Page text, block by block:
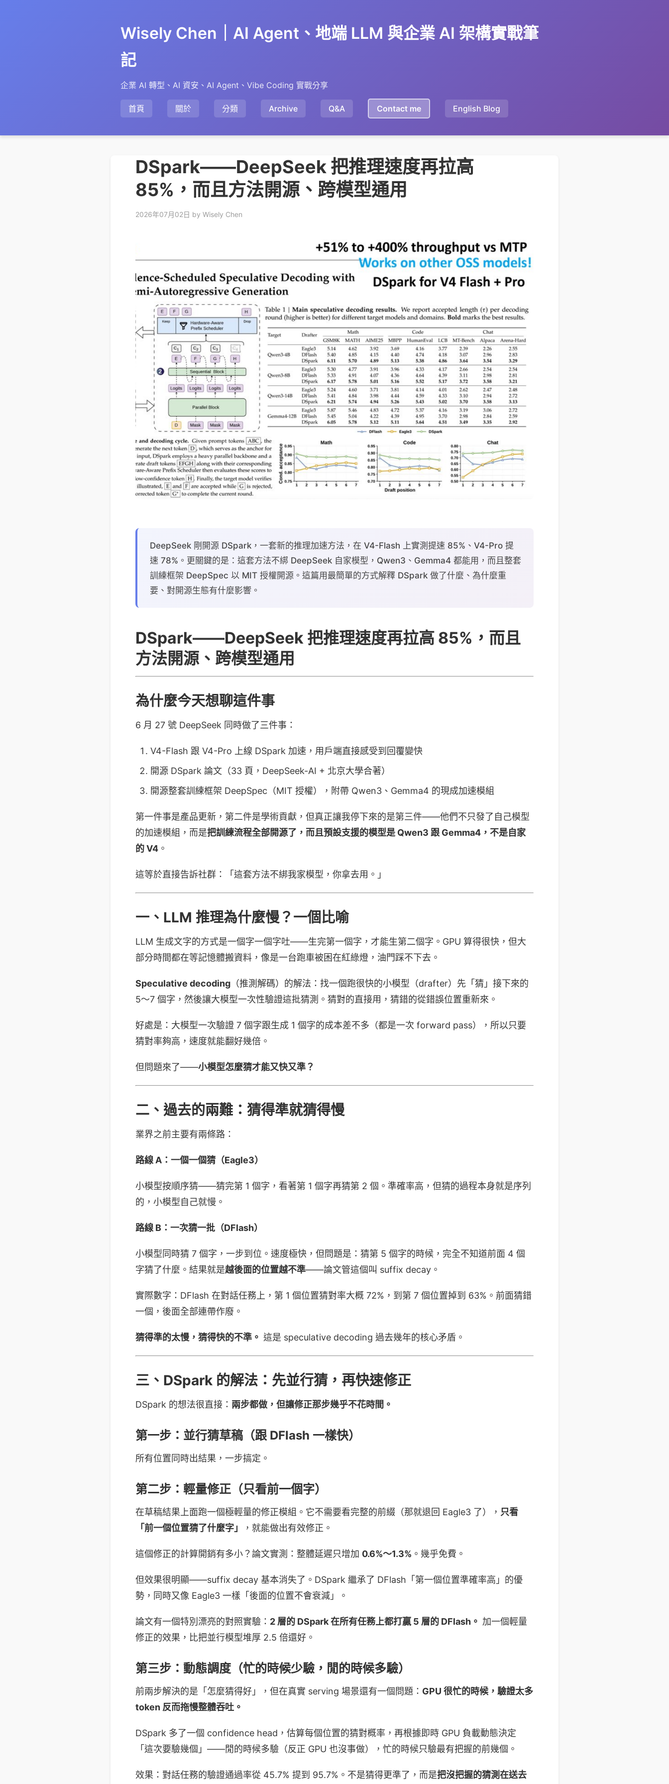
Wisely Chen｜AI Agent、地端 LLM 與企業 AI 架構實戰筆
記
企業 AI 轉型、AI 資安、AI Agent、Vibe Coding 實戰分享
首頁 關於 分類 Archive Q&A Contact me English Blog
DSpark——DeepSeek 把推理速度再拉高
85%，而且方法開源、跨模型通用
2026年07月02日 by Wisely Chen
DeepSeek 剛開源 DSpark，一套新的推理加速方法，在 V4-Flash 上實測提速 85%、V4-Pro 提
速 78%。更關鍵的是：這套方法不綁 DeepSeek 自家模型，Qwen3、Gemma4 都能用，而且整套
訓練框架 DeepSpec 以 MIT 授權開源。這篇用最簡單的方式解釋 DSpark 做了什麼、為什麼重
要、對開源生態有什麼影響。
DSpark——DeepSeek 把推理速度再拉高 85%，而且
方法開源、跨模型通用
為什麼今天想聊這件事
6 月 27 號 DeepSeek 同時做了三件事：
V4-Flash 跟 V4-Pro 上線 DSpark 加速，用戶端直接感受到回覆變快
開源 DSpark 論文（33 頁，DeepSeek-AI + 北京大學合著）
開源整套訓練框架 DeepSpec（MIT 授權），附帶 Qwen3、Gemma4 的現成加速模組
第一件事是產品更新，第二件是學術貢獻，但真正讓我停下來的是第三件——他們不只發了自己模型
的加速模組，而是把訓練流程全部開源了，而且預設支援的模型是 Qwen3 跟 Gemma4，不是自家
的 V4 。
這等於直接告訴社群：「這套方法不綁我家模型，你拿去用。」
一、LLM 推理為什麼慢？一個比喻
LLM 生成文字的方式是一個字一個字吐——生完第一個字，才能生第二個字。GPU 算得很快，但大
部分時間都在等記憶體搬資料，像是一台跑車被困在紅綠燈，油門踩不下去。
Speculative decoding （推測解碼）的解法：找一個跑很快的小模型（drafter）先「猜」接下來的
5～7 個字，然後讓大模型一次性驗證這批猜測。猜對的直接用，猜錯的從錯誤位置重新來。
好處是：大模型一次驗證 7 個字跟生成 1 個字的成本差不多（都是一次 forward pass），所以只要
猜對率夠高，速度就能翻好幾倍。
但問題來了——小模型怎麼猜才能又快又準？
二、過去的兩難：猜得準就猜得慢
業界之前主要有兩條路：
路線 A：一個一個猜（Eagle3）
小模型按順序猜——猜完第 1 個字，看著第 1 個字再猜第 2 個。準確率高，但猜的過程本身就是序列
的，小模型自己就慢。
路線 B：一次猜一批（DFlash）
小模型同時猜 7 個字，一步到位。速度極快，但問題是：猜第 5 個字的時候，完全不知道前面 4 個
字猜了什麼。結果就是越後面的位置越不準——論文管這個叫 suffix decay。
實際數字：DFlash 在對話任務上，第 1 個位置猜對率大概 72%，到第 7 個位置掉到 63%。前面猜錯
一個，後面全部連帶作廢。
猜得準的太慢，猜得快的不準。 這是 speculative decoding 過去幾年的核心矛盾。
三、DSpark 的解法：先並行猜，再快速修正
DSpark 的想法很直接： 兩步都做，但讓修正那步幾乎不花時間。
第一步：並行猜草稿（跟 DFlash 一樣快）
所有位置同時出結果，一步搞定。
第二步：輕量修正（只看前一個字）
在草稿結果上面跑一個極輕量的修正模組。它不需要看完整的前綴（那就退回 Eagle3 了）， 只看
「前一個位置猜了什麼字」
，就能做出有效修正。
這個修正的計算開銷有多小？論文實測：整體延遲只增加 0.6%～1.3% 。幾乎免費。
但效果很明顯——suffix decay 基本消失了。DSpark 繼承了 DFlash「第一個位置準確率高」的優
勢，同時又像 Eagle3 一樣「後面的位置不會衰減」。
論文有一個特別漂亮的對照實驗： 2 層的 DSpark 在所有任務上都打贏 5 層的 DFlash。 加一個輕量
修正的效果，比把並行模型堆厚 2.5 倍還好。
第三步：動態調度（忙的時候少驗，閒的時候多驗）
前兩步解決的是「怎麼猜得好」，但在真實 serving 場景還有一個問題： GPU 很忙的時候，驗證太多
token 反而拖慢整體吞吐。
DSpark 多了一個 confidence head，估算每個位置的猜對概率，再根據即時 GPU 負載動態決定
「這次要驗幾個」——閒的時候多驗（反正 GPU 也沒事做），忙的時候只驗最有把握的前幾個。
效果：對話任務的驗證通過率從 45.7% 提到 95.7%。不是猜得更準了，而是把沒把握的猜測在送去